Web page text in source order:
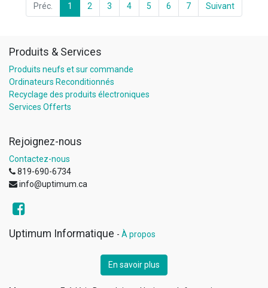
Préc. 1 2 3 4 5 6 7 Suivant
Produits & Services
Produits neufs et sur commande
Ordinateurs Reconditionnés
Recyclage des produits électroniques
Services Offerts
Rejoignez-nous
Contactez-nous
819-690-6734
info@uptimum.ca
Uptimum Informatique - À propos
En savoir plus